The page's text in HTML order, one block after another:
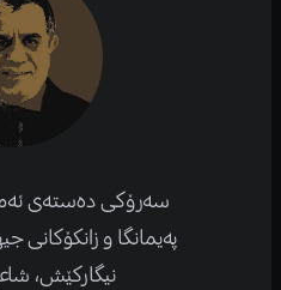
سەرۆکی دەستەی
پەیمانگا و زانکۆكانی
نیگارکێش،